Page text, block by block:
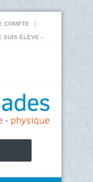
COMPTE |
SUIS ÉLÈVE -